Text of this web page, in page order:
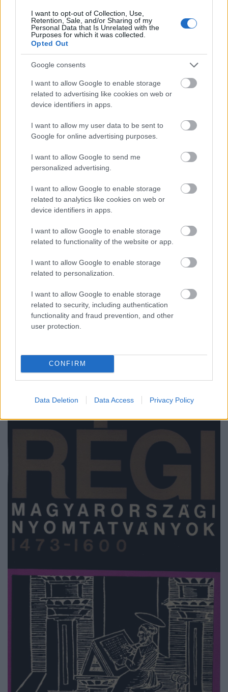
I want to opt-out of Collection, Use,
Retention, Sale, and/or Sharing of my
Personal Data that Is Unrelated with the
Purposes for which it was collected.
Opted Out
Google consents
I want to allow Google to enable storage
related to advertising like cookies on web or
device identifiers in apps.
I want to allow my user data to be sent to
Google for online advertising purposes.
I want to allow Google to send me
personalized advertising.
I want to allow Google to enable storage
related to analytics like cookies on web or
device identifiers in apps.
I want to allow Google to enable storage
related to functionality of the website or app.
I want to allow Google to enable storage
related to personalization.
I want to allow Google to enable storage
related to security, including authentication
functionality and fraud prevention, and other
user protection.
CONFIRM
Data Deletion Data Access Privacy Policy
töredékéről, mely egy kötéstáblából kiáztatva került
Magyar Könyvszemle, 72. évf., 1956, 1. sz., 52–
). Itteni kutatásainak összegzését 1973-ban
kétszáz éves váci könyv
Ebben az időben kezdte el kidolgozni Borsa
Gedeonnal és Mezey Lászlóval annak a bibliográfiai
vállalkozásnak a koncepcióját, amely nem csupán
Szabó KárolyRégi Magyar Könyvtárának új
kiadásaként rögzíti a magyar könyvkiadás első 250
hanem átfogóan tárgyalja a kiadványok tartalmát,
könyvtörténeti, művelődéstörténeti jelentőségét,
felméri a fennmaradt példányok lelőhelyeit, fizikai
állapotát. E munka megkezdése annál is időszerűbb
volt, mert Szabó Károly életművével nem annyira
beteljesítette, inkább megnyitotta a magyar
könyvtörténeti kutatásokat, s a műveinek
megjelenését követő évtizedekben nagy számban
fedezték fel az addig ismeretlen kiadványokat.
A Magyar Tudományos Akadémia által támogatott
projektet az Országos Széchényi Könyvtárba
Nyomtatványok kutatócsoportban kaphatott
félállású tudományos kutatói státuszt Holl Béla is
szaktudásáról a rendszer nem akart lemondani,
azonban politikai okokból nem engedték volna
egyetemi katedrához jutni, valamely könyvtár
állományában kaphattak legalább
1971-ben megjelent aRégi Magyarországi
Nyomtatványokelső kötete, a Borsa Gedeon vezette
szerkesztőségben mellette és Käfer István mellett
Ferencét és Kelecsényi Ákosét.